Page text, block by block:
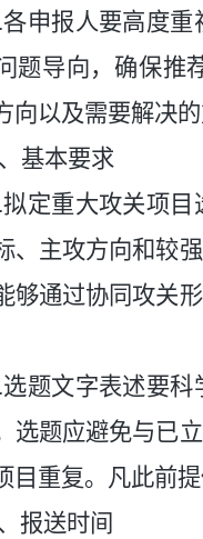
报人要高度重
题导向，确保推
向以及需要解决
基本要求
重大攻关项目
、主攻方向和较
够通过协同攻关
文字表述要科学
选题应避免与已
目重复。凡此前
报送时间